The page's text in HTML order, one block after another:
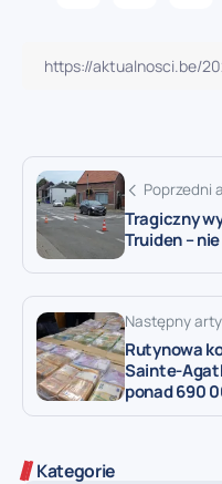
Poprzedni
Tragiczny
Truiden –
Następny
Rutynowa
Sainte-
ponad 690
Kategorie